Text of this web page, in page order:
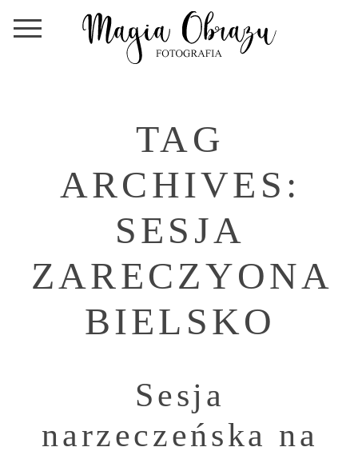
TAG
ARCHIVES:
SESJA
ZARECZYONA
BIELSKO
Sesja
narzeczeńska na